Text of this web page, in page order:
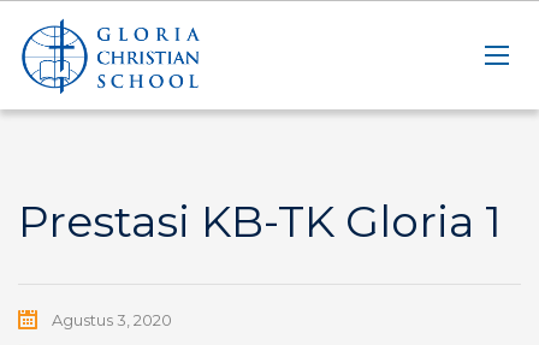
Prestasi KB-TK Gloria 1
Agustus 3, 2020